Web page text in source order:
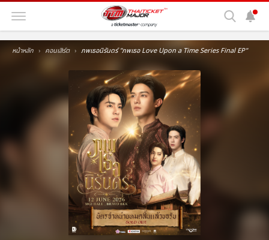
หน้าหลัก คอนเสิร์ต ภพเธอนิรันดร์ ''ภพเธอ Love Upon a Time Series Final EP''